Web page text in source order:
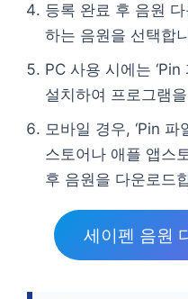
등록 완료 후 음원
하는 음원을 선택합
PC 사용 시에는 ‘Pin
설치하여 프로그램
모바일 경우, ‘Pin
스토어나 애플 앱스
후 음원을 다운로드
세이펜 음원